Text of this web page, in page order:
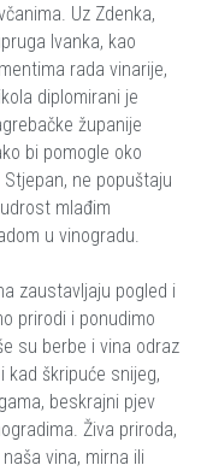
Uz Zdenka,
Ivanka, kao
rada vinarije,
diplomirani je
županije
bi pomogle oko
ne popuštaju
mlađim
u vinogradu.
zaustavljaju pogled i
prirodi i ponudimo
su berbe i vina odraz
kad škripuće snijeg,
beskrajni pjev
Živa priroda,
vina, mirna ili